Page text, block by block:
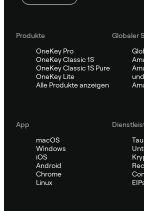
Produkte
OneKey Pro
OneKey Classic 1S
OneKey Classic 1S Pure
OneKey Lite
Alle Produkte anzeigen
Globaler
App
macOS
Windows
iOS
Android
Chrome
Linux